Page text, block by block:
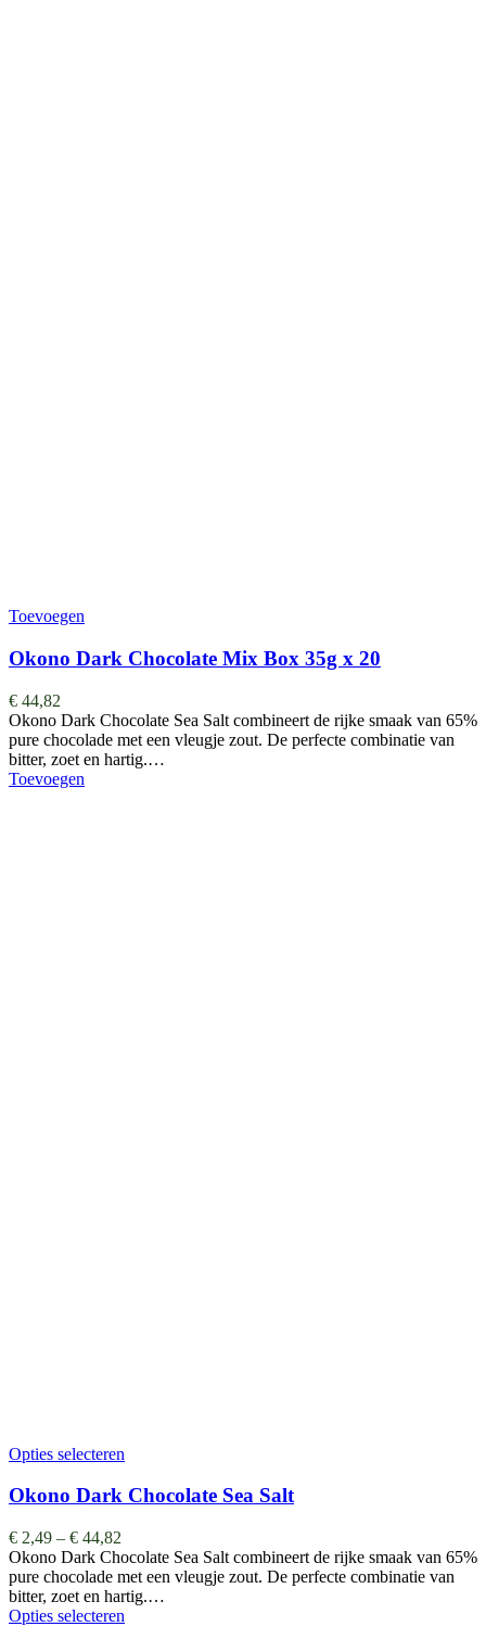
Toevoegen
Okono Dark Chocolate Mix Box 35g x 20
€ 44,82
Okono Dark Chocolate Sea Salt combineert de rijke smaak van 65%
pure chocolade met een vleugje zout. De perfecte combinatie van
bitter, zoet en hartig.…
Toevoegen
Opties selecteren
Okono Dark Chocolate Sea Salt
€ 2,49 – € 44,82
Okono Dark Chocolate Sea Salt combineert de rijke smaak van 65%
pure chocolade met een vleugje zout. De perfecte combinatie van
bitter, zoet en hartig.…
Opties selecteren